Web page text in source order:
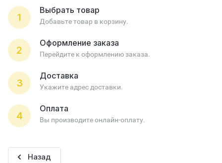
1
Выбрать товар
Добавьте товар в корзину.
2
Оформление заказа
Перейдите к оформлению заказа.
3
Доставка
Укажите адрес доставки.
4
Оплата
Вы производите онлайн-оплату.
Назад